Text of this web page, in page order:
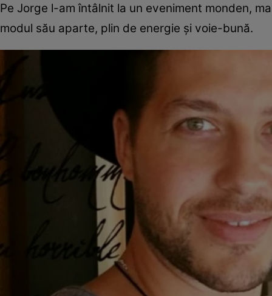
Pe Jorge l-am întâlnit la un eveniment monden,
modul său aparte, plin de energie și voie-bună.